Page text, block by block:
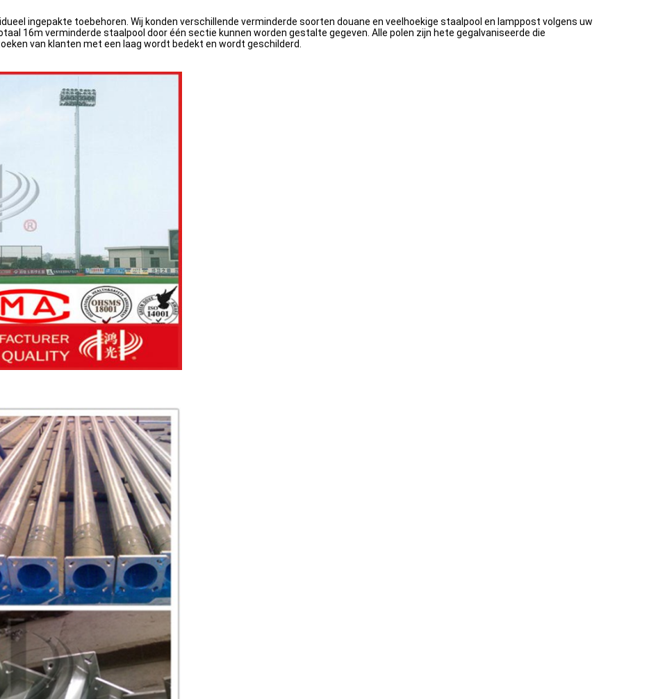
ingepakte toebehoren. Wij konden verschillende verminderde soorten douane en veelhoekige staalpool en lamppost volgens uw
16m verminderde staalpool door één sectie kunnen worden gestalte gegeven. Alle polen zijn hete gegalvaniseerde die
van klanten met een laag wordt bedekt en wordt geschilderd.